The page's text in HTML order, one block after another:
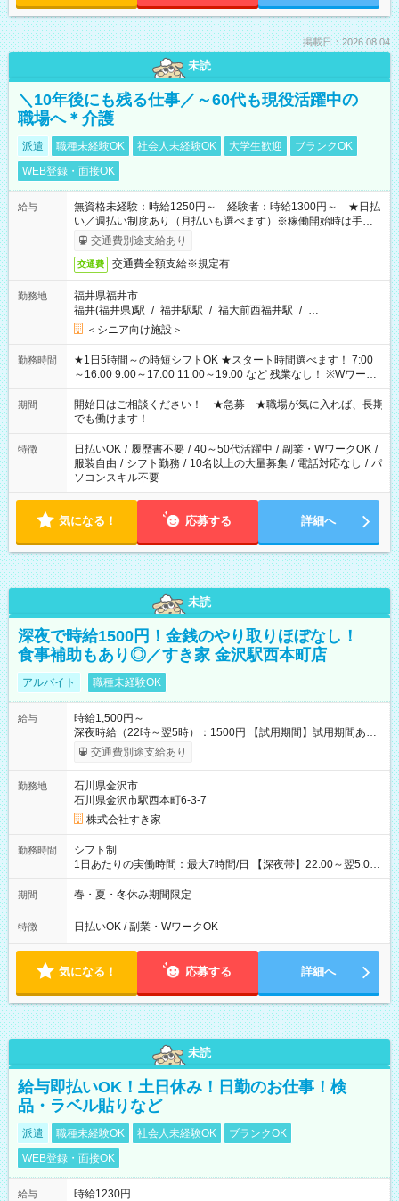
掲載日：2026.08.04
未読
＼10年後にも残る仕事／～60代も現役活躍中の
職場へ＊介護
派遣 職種未経験OK 社会人未経験OK 大学生歓迎
ブランクOK
WEB登録・面接OK
給与
無資格未経験：時給1250円～ 経験者：時給1300円～ ★日払
い／週払い制度あり（月払いも選べます）※稼働開始時は手続き
完了次第のお支払いとなります。
交通費別途支給あり
交通費 交通費全額支給※規定有
勤務地
福井県福井市
福井(福井県)駅 / 福井駅駅 / 福大前西福井駅 / …
＜シニア向け施設＞
勤務時間
★1日5時間～の時短シフトOK ★スタート時間選べます！ 7:00
～16:00 9:00～17:00 11:00～19:00 など 残業なし！ ※Wワーク
の場合、他のお仕事と合わせ週40時間超の就業はご案内できま
せん ※法令に基づき、週20時間以上勤務は社会保険への加入対
象となります ※労働者派遣法（日雇い派遣の原則禁止）によ
り、短時間・短期間の就業はご案内が難しい場合があります
期間
開始日はご相談ください！ ★急募 ★職場が気に入れば、長期
でも働けます！
特徴 日払いOK / 履歴書不要 / 40～50代活躍中 / 副業・WワークOK /
服装自由 / シフト勤務 / 10名以上の大量募集 / 電話対応なし / パ
ソコンスキル不要
気になる！ 応募する 詳細へ
未読
深夜で時給1500円！金銭のやり取りほぼなし！
食事補助もあり◎／すき家 金沢駅西本町店
アルバイト 職種未経験OK
給与
時給1,500円～
深夜時給（22時～翌5時）：1500円 【試用期間】試用期間あり
試用期間の長さ：1ヶ月 雇用形態、給与は本採用時と同じです。
試用期間の実態は30日（※条件変更なし）ですが、切り上げで
同時給）
交通費別途支給あり
勤務地
石川県金沢市
石川県金沢市駅西本町6-3-7
株式会社すき家
勤務時間
シフト制
1日あたりの実働時間：最大7時間/日 【深夜帯】22:00～翌5:00
週2日～・1日2h～OK◎ ※22:00から翌5:00までは18歳以上の方
のみ勤務可能です（18歳未満の深夜業務禁止のため） ★深夜で
す。 必ず、2名以上での勤務を行いますので、安心して働けま
す。
期間 春・夏・冬休み期間限定
特徴 日払いOK / 副業・WワークOK
気になる！ 応募する 詳細へ
未読
給与即払いOK！土日休み！日勤のお仕事！検
品・ラベル貼りなど
派遣 職種未経験OK 社会人未経験OK
ブランクOK
WEB登録・面接OK
給与
時給1230円